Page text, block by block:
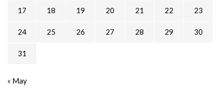
17 18 19 20 21 22 23
24 25 26 27 28 29 30
31
« May